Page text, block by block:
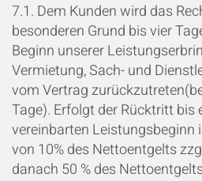
7.1. Dem Kunden wird das
besonderen Grund bis vier
Beginn unserer
Vermietung, Sach- und
vom Vertrag
Tage). Erfolgt der Rücktritt
vereinbarten Leistungsbeginn
von 10% des Nettoentgelts
danach 50 % des